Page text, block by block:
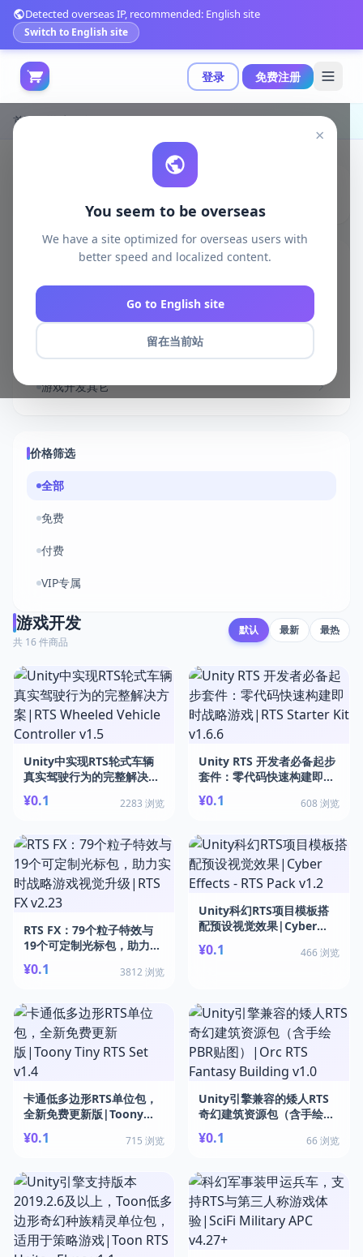
登录 免费注册
Detected overseas IP, recommended: English site
Switch to English site
×
You seem to be overseas
We have a site optimized for overseas users with
better speed and localized content.
Go to English site
留在当前站
首页 游戏开发
unity资源
unreal资源
游戏开发其它
价格筛选
全部
免费
付费
VIP专属
游戏开发
共 16 件商品
默认 最新 最热
Unity中实现RTS轮式车辆
真实驾驶行为的完整解决方
案|RTS Wheeled Vehicle
Controller v1.5
¥0.1 2283 浏览
Unity RTS 开发者必备起步
套件：零代码快速构建即时
战略游戏|RTS Starter Kit
v1.6.6
¥0.1 608 浏览
RTS FX：79个粒子特效与
19个可定制光标包，助力实
时战略游戏视觉升级|RTS
FX v2.23
¥0.1 3812 浏览
Unity科幻RTS项目模板搭
配预设视觉效果|Cyber
Effects - RTS Pack v1.2
¥0.1 466 浏览
卡通低多边形RTS单位包，
全新免费更新版|Toony
Tiny RTS Set v1.4
¥0.1 715 浏览
Unity引擎兼容的矮人RTS
奇幻建筑资源包（含手绘
PBR贴图）|Orc RTS
Fantasy Building v1.0
¥0.1 66 浏览